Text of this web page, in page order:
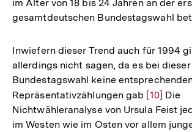
im Alter von 18 bis 24 Jahren an der
gesamtdeutschen Bundestagswahl
Inwiefern dieser Trend auch für 1994
allerdings nicht sagen, da es bei dieser
Bundestagswahl keine
Repräsentativzählungen gab Zur
der
[10] Die
Nichtwähleranalyse von Ursula Feist
im Westen wie im Osten vor allem